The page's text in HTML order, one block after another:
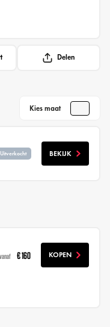
Delen
Kies maat
Uitverkocht BEKIJK
vanaf € 160 KOPEN